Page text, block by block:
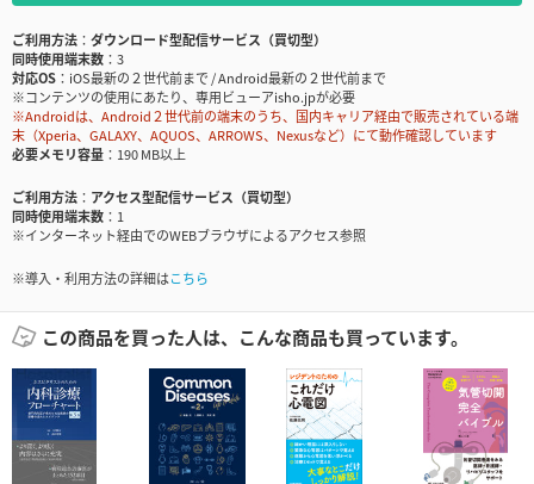
ご利用方法
ダウンロード型配信サービス（買切型）
同時使用端末数
3
対応OS
iOS最新の２世代前まで / Android最新の２世代前まで
※コンテンツの使用にあたり、専用ビューアisho.jpが必要
※Androidは、Android２世代前の端末のうち、国内キャリア経由で販売されている端
末（Xperia、GALAXY、AQUOS、ARROWS、Nexusなど）にて動作確認しています
必要メモリ容量
190 MB以上
ご利用方法
アクセス型配信サービス（買切型）
同時使用端末数
1
※インターネット経由でのWEBブラウザによるアクセス参照
※導入・利用方法の詳細はこちら
この商品を買った人は、こんな商品も買っています。